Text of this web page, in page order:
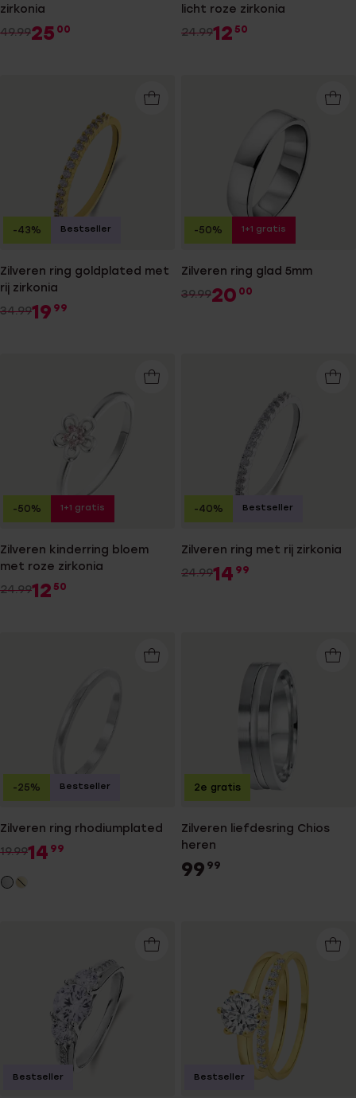
zirkonia
49.9925 00
licht roze zirkonia
24.9912 50
Zilveren ring goldplated met
rij zirkonia
34.9919 99
-43% Bestseller
Zilveren ring glad 5mm
39.9920 00
-50% 1+1 gratis
Zilveren kinderring bloem
met roze zirkonia
24.9912 50
-50% 1+1 gratis
Zilveren ring met rij zirkonia
24.9914 99
-40% Bestseller
Zilveren ring rhodiumplated
19.9914 99
-25% Bestseller
Zilveren liefdesring Chios
heren
99 99
2e gratis
Bestseller Bestseller